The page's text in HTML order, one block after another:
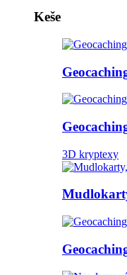
Keše
3D kryptexy